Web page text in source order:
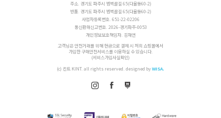
주소. 경기도 파주시 범벅골길 65(다율동60-2)
반품. 경기도 파주시 범벅골길 65(다율동60-2)
사업자등록번호. 651-22-02206
통신판매신고번호. 2026-경기파주-0053
개인정보보호책임자. 김재연
고객님은 안전거래를 위해 현금으로 결제 시 저희 쇼핑몰에서
가입한 구매안전서비스를 이용하실 수 있습니다.
(서비스가입사실확인)
(c) 킨트 KINT. all rights reserved. designed byWISA.